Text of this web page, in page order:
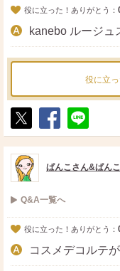
役に立った！ありがとう：
kanebo ルージュ
役に立っ
ポ
ス
ト
シ
ェ
送
る
ぱんこさん&ぱん
Q&A一覧へ
役に立った！ありがとう：
コスメデコルテ